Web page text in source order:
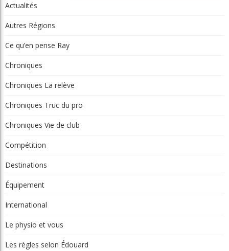
Actualités
Autres Régions
Ce qu’en pense Ray
Chroniques
Chroniques La relève
Chroniques Truc du pro
Chroniques Vie de club
Compétition
Destinations
Équipement
International
Le physio et vous
Les règles selon Édouard